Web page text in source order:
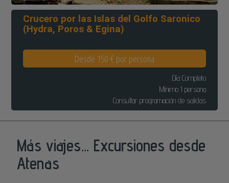
Crucero por las Islas del Golfo Saronico
(Hydra, Poros & Egina)
Desde 150 € por persona
Día Completo
Mínimo 1 persona
Consultar programación de salidas
Más viajes... Excursiones desde
Atenas